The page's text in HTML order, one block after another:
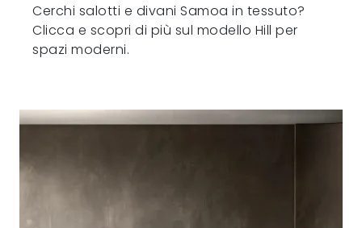
Cerchi salotti e divani Samoa in tessuto?
Clicca e scopri di più sul modello Hill per
spazi moderni.